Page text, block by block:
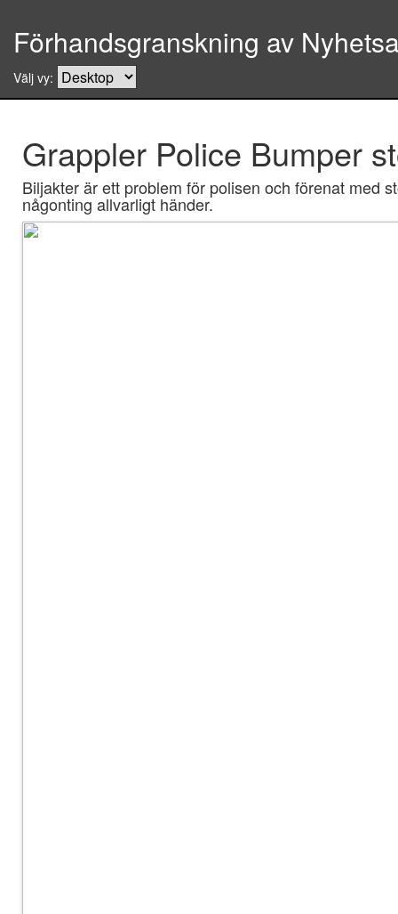
Förhandsgranskning av
Välj vy:
Grappler Police Bumper
Biljakter är ett problem för polisen och förenat med
någonting allvarligt händer.